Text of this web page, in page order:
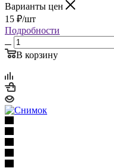
Варианты цен
15 ₽/шт
Подробности
В корзину